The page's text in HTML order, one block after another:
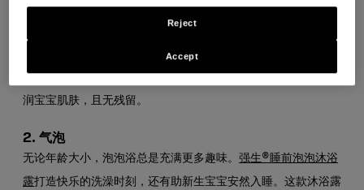
响。浴室必备品，如棉或竹等天然材料打造的小毛巾和婴儿湿巾
就特别温和，方便易用，适合各类清洁。对于特别粘稠的物质，
艾惟诺®婴儿手脸湿巾这种特别柔软的湿巾。
巾富含天然燕麦提取物、芦荟和温和保湿物质，可温和清洁并滋
润宝宝肌肤，且无残留。
2. 气泡
无论年龄大小，泡泡浴总是充满更多趣味。 强生®睡前泡泡沐浴
露打造快乐的洗澡时刻，还有助新生宝宝安然入睡。这款沐浴露
Reject
Accept